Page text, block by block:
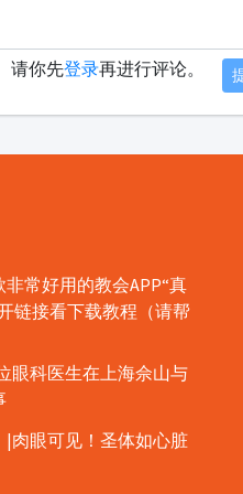
请你先登录再进行评论。
非常好用的教会APP“真
链接看下载教程（请帮
眼科医生在上海佘山与
|肉眼可见！圣体如心脏